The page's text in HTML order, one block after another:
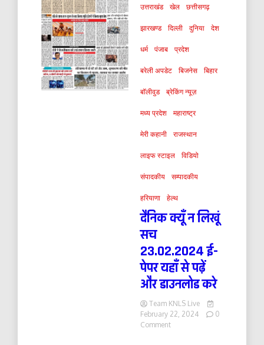
उत्तराखंड खेल छत्तीसगढ़
झारखण्ड दिल्ली दुनिया देश
धर्म पंजाब प्रदेश
बरेली अपडेट बिजनेस बिहार
बॉलीवुड ब्रेकिंग न्यूज़
मध्य प्रदेश महाराष्ट्र
मेरी कहानी राजस्थान
लाइफ स्टाइल विडियो
संपादकीय सम्पादकीय
हरियाणा हेल्थ
दैनिक क्यूँ न लिखूं
सच
23.02.2024 ई-
पेपर यहाँ से पढ़ें
और डाउनलोड करे
Team KNLS Live
February 22, 2024
0
Commenton